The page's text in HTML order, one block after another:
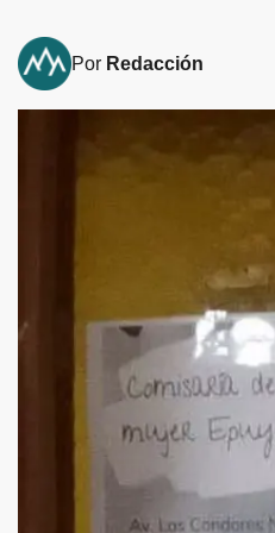
Por Redacción